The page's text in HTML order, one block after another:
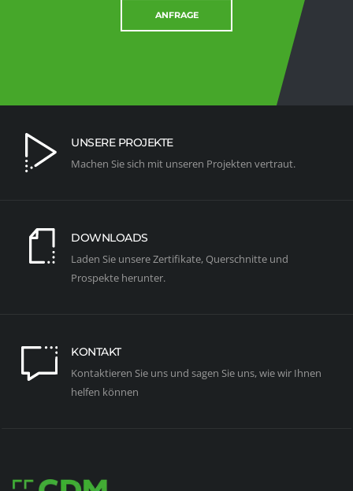
ANFRAGE
UNSERE PROJEKTE
Machen Sie sich mit unseren Projekten vertraut.
DOWNLOADS
Laden Sie unsere Zertifikate, Querschnitte und
Prospekte herunter.
KONTAKT
Kontaktieren Sie uns und sagen Sie uns, wie wir Ihnen
helfen können